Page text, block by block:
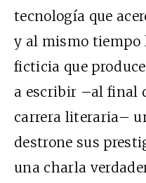
tecnología que
y al mismo tiempo
ficticia que
a escribir –al final
carrera literaria–
destrone sus
una charla